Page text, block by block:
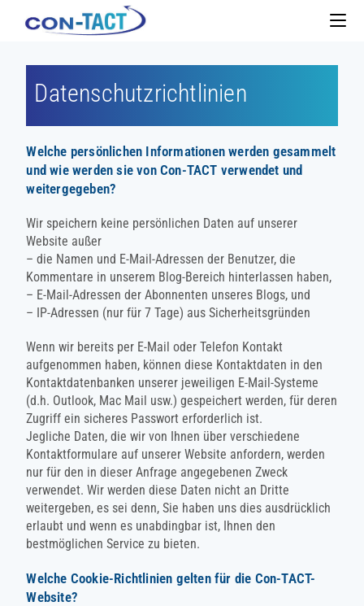
Datenschutzrichtlinien
Welche persönlichen Informationen werden gesammelt
und wie werden sie von Con-TACT verwendet und
weitergegeben?
Wir speichern keine persönlichen Daten auf unserer
Website außer
– die Namen und E-Mail-Adressen der Benutzer, die
Kommentare in unserem Blog-Bereich hinterlassen haben,
– E-Mail-Adressen der Abonnenten unseres Blogs, und
– IP-Adressen (nur für 7 Tage) aus Sicherheitsgründen
Wenn wir bereits per E-Mail oder Telefon Kontakt
aufgenommen haben, können diese Kontaktdaten in den
Kontaktdatenbanken unserer jeweiligen E-Mail-Systeme
(d.h. Outlook, Mac Mail usw.) gespeichert werden, für deren
Zugriff ein sicheres Passwort erforderlich ist.
Jegliche Daten, die wir von Ihnen über verschiedene
Kontaktformulare auf unserer Website anfordern, werden
nur für den in dieser Anfrage angegebenen Zweck
verwendet. Wir werden diese Daten nicht an Dritte
weitergeben, es sei denn, Sie haben uns dies ausdrücklich
erlaubt und wenn es unabdingbar ist, Ihnen den
bestmöglichen Service zu bieten.
Welche Cookie-Richtlinien gelten für die Con-TACT-
Website?